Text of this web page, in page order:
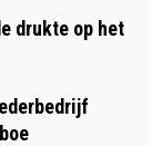
drukte op het